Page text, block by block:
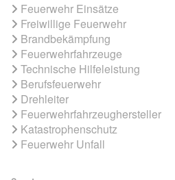
Feuerwehr Einsätze
Freiwillige Feuerwehr
Brandbekämpfung
Feuerwehrfahrzeuge
Technische Hilfeleistung
Berufsfeuerwehr
Drehleiter
Feuerwehrfahrzeughersteller
Katastrophenschutz
Feuerwehr Unfall